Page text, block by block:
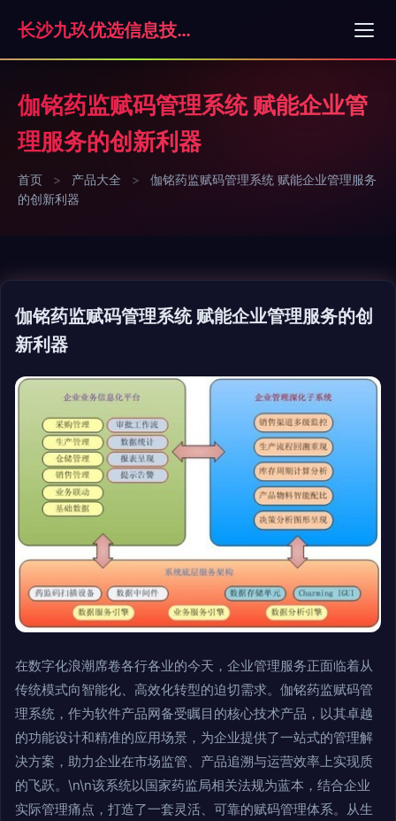
长沙九玖优选信息技术有限责任公司
伽铭药监赋码管理系统 赋能企业管
理服务的创新利器
首页 > 产品大全 >
伽铭药监赋码管理系统 赋能企业管理服务
的创新利器
伽铭药监赋码管理系统 赋能企业管理服务的创
新利器
在数字化浪潮席卷各行各业的今天，企业管理服务正面临着从
传统模式向智能化、高效化转型的迫切需求。伽铭药监赋码管
理系统，作为软件产品网备受瞩目的核心技术产品，以其卓越
的功能设计和精准的应用场景，为企业提供了一站式的管理解
决方案，助力企业在市场监管、产品追溯与运营效率上实现质
的飞跃。\n\n该系统以国家药监局相关法规为蓝本，结合企业
实际管理痛点，打造了一套灵活、可靠的赋码管理体系。从生